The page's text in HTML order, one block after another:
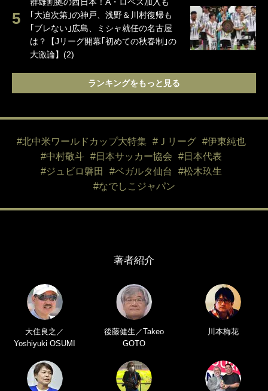
｢大迫次第｣の神戸、浅野＆川村復帰も
｢ブレない｣広島、ミシャ就任の名古屋
は？【Jリーグ開幕｢初めての秋春制｣の
大激論】(2)
ランキングをもっと見る
#北中米ワールドカップ大特集 #Ｊリーグ
#伊東純也
#中村敬斗
#日本サッカー協会
#日本代表
#ジュビロ磐田
#ベガルタ仙台
#松木玖生
#なでしこジャパン
著者紹介
大住良之／
Yoshiyuki OSUMI
後藤健生／Takeo
GOTO
川本梅花